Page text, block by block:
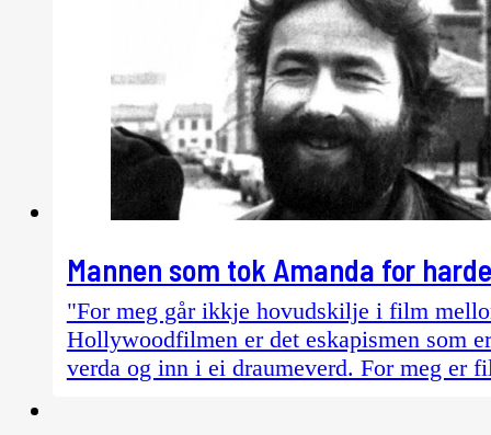
Mannen som tok Amanda for
"For meg går ikkje hovudskilje i film
Hollywoodfilmen er det eskapismen som
verda og inn i ei draumeverd. For meg